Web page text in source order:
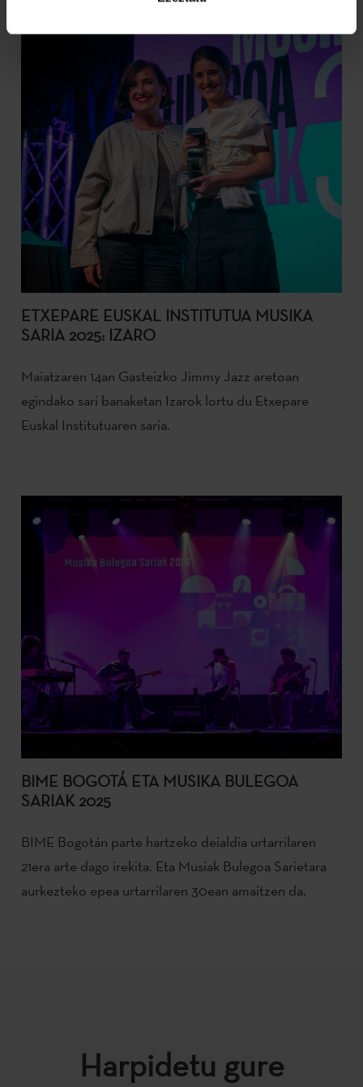
ETXEPARE EUSKAL INSTITUTUA MUSIKA
SARIA 2025: IZARO
Maiatzaren 14an Gasteizko Jimmy Jazz aretoan
egindako sari banaketan Izarok lortu du Etxepare
Euskal Institutuaren saria.
BIME BOGOTÁ ETA MUSIKA BULEGOA
SARIAK 2025
BIME Bogotán parte hartzeko deialdia urtarrilaren
21era arte dago irekita. Eta Musiak Bulegoa Sarietara
aurkezteko epea urtarrilaren 30ean amaitzen da.
Harpidetu gure